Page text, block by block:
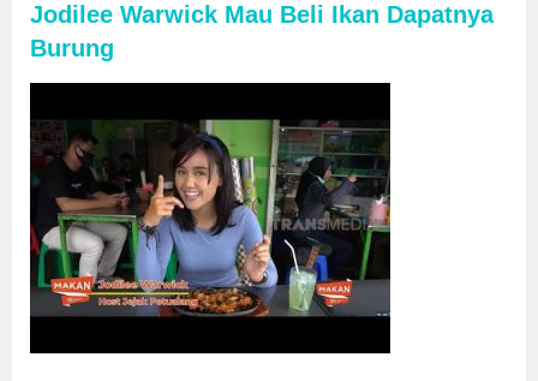
Jodilee Warwick Mau Beli Ikan Dapatnya
Burung